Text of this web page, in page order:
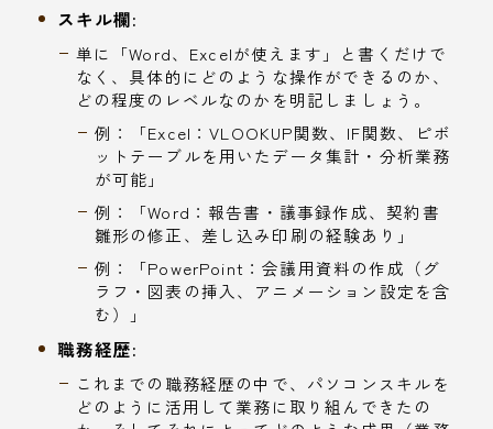
スキル欄:
単に「Word、Excelが使えます」と書くだけで
なく、具体的にどのような操作ができるのか、
どの程度のレベルなのかを明記しましょう。
例：「Excel：VLOOKUP関数、IF関数、ピボ
ットテーブルを用いたデータ集計・分析業務
が可能」
例：「Word：報告書・議事録作成、契約書
雛形の修正、差し込み印刷の経験あり」
例：「PowerPoint：会議用資料の作成（グ
ラフ・図表の挿入、アニメーション設定を含
む）」
職務経歴:
これまでの職務経歴の中で、パソコンスキルを
どのように活用して業務に取り組んできたの